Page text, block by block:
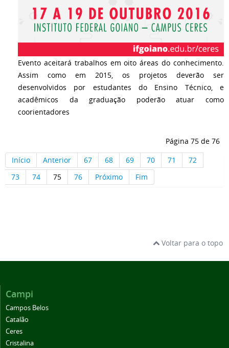
Evento aceitará trabalhos em oito áreas do conhecimento.
Assim como em 2015, os projetos deverão ser
desenvolvidos por estudantes do Ensino Técnico, e
acadêmicos da graduação poderão atuar como
coorientadores
Página 75 de 76
Início
Anterior 67 68 69 70 71
72
73
74 75 76 Próximo Fim
Voltar para o topo
Campi
Campos Belos
Catalão
Ceres
Cristalina